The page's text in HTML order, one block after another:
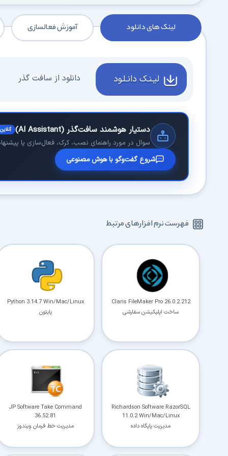
لینک های دانلود آموزش فعالسازی
لیـنـک دانـلـود دانلود از سافت گذر
دستیار هوشمند سافت‌گذر (AI Assistant) آنلاین
سوال در مورد راهنمای نصب، کرک، فعال‌سازی یا
شروع گفت‌وگو با هوش مصنوعی
فهرست نرم افزارهای مرتبط
Claris FileMaker Pro 26.0.2.212
ساخت اپلیکیشن سفارشی
Python 3.14.7 Win/Mac/Linux
پایتون
Richardson Software RazorSQL
11.0.2 Win/Mac/Linux
مدیریت پایگاه داده
JP Software Take Command
36.52.81
مدیریت خط فرمان ویندوز